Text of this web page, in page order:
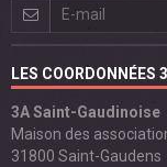
LES COORDONNÉES
3A Saint-Gaudinoise
Maison des
31800 Saint-Gaudens